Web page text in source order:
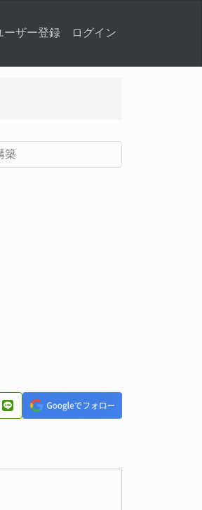
ーザー登録 ログイン
築